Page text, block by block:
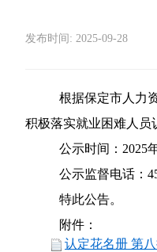
发布时间: 2025-09-28
根据保定市人力
积极落实就业困难人员
公示时间：2025
公示监督电话：
特此公告。
附件：
认定花名册 第